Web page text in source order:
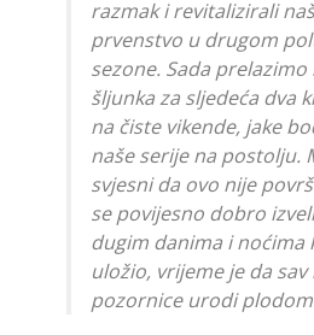
razmak i revitalizirali
prvenstvo u drugom
sezone. Sada
šljunka za sljedeća dva
na čiste vikende, jake
naše serije na postolju.
svjesni da ovo nije
se povijesno dobro
dugim danima i noćima
uložio, vrijeme je da
pozornice urodi